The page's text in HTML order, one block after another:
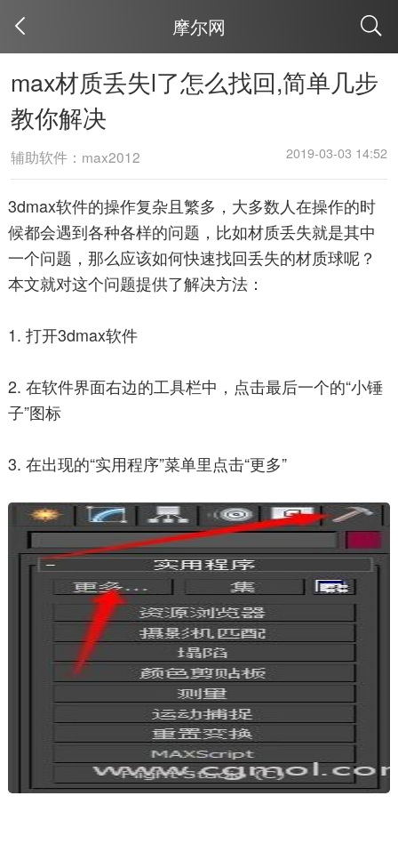
摩尔网
max材质丢失l了怎么找回,简单几步
教你解决
辅助软件：max2012 2019-03-03 14:52
3dmax软件的操作复杂且繁多，大多数人在操作的时
候都会遇到各种各样的问题，比如材质丢失就是其中
一个问题，那么应该如何快速找回丢失的材质球呢？
本文就对这个问题提供了解决方法：
1. 打开3dmax软件
2. 在软件界面右边的工具栏中，点击最后一个的“小锤
子”图标
3. 在出现的“实用程序”菜单里点击“更多”
取消